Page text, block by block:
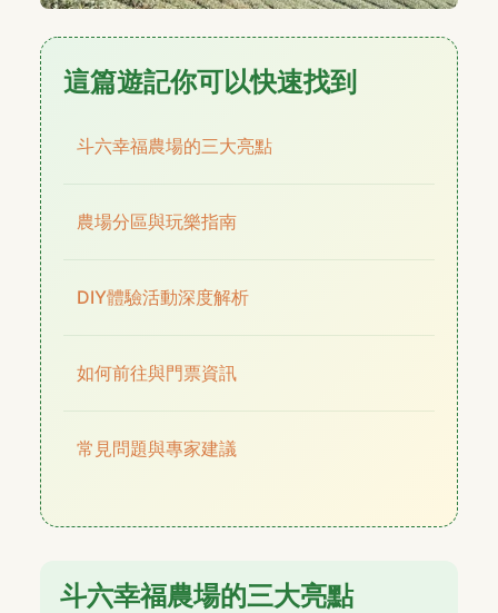
這篇遊記你可以快速找到
斗六幸福農場的三大亮點
農場分區與玩樂指南
DIY體驗活動深度解析
如何前往與門票資訊
常見問題與專家建議
斗六幸福農場的三大亮點